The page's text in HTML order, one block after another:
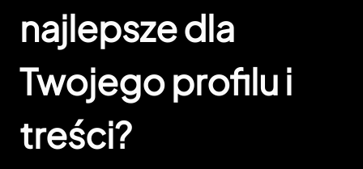
najlepsze dla
Twojego profilu i
treści?